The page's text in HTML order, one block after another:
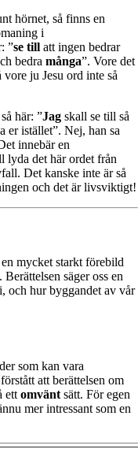
hörnet, så finns en
i
”se till att ingen bedrar
bedra många”. Vore det
ju Jesu ord inte så
här: ”Jag skall se till så
er istället”. Nej, han sa
innebär en
lyda det här ordet från
Det kanske inte är så
och det är livsviktigt!
mycket starkt förebild
säger oss en
och hur byggandet av vår
som kan vara
att berättelsen om
ett omvänt sätt. För egen
mer intressant som en